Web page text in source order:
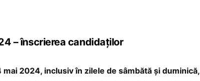
– înscrierea candidaților
mai 2024, inclusiv în zilele de sâmbătă și duminică,